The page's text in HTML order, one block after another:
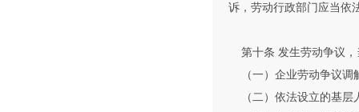
诉，劳动行政部门应当依
第十条 发生劳动争议，
（一）企业劳动争议调
（二）依法设立的基层